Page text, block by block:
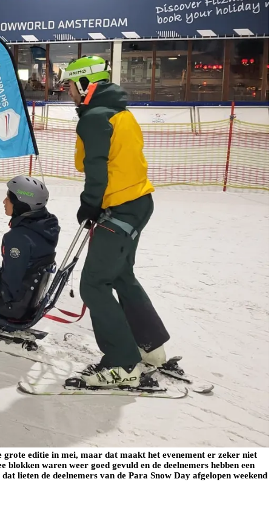
editie in mei, maar dat maakt het evenement er zeker niet
waren weer goed gevuld en de deelnemers hebben een
lieten de deelnemers van de Para Snow Day afgelopen weekend